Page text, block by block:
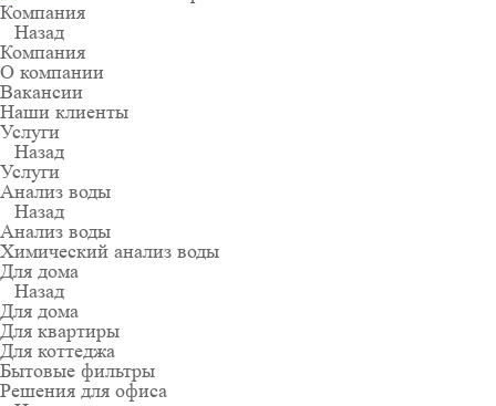
Компания
Назад
Компания
О компании
Вакансии
Наши клиенты
Услуги
Назад
Услуги
Анализ воды
Назад
Анализ воды
Химический анализ воды
Для дома
Назад
Для дома
Для квартиры
Для коттеджа
Бытовые фильтры
Решения для офиса